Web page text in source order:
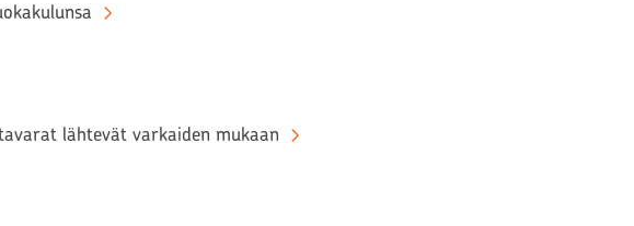
lähtevät varkaiden mukaan